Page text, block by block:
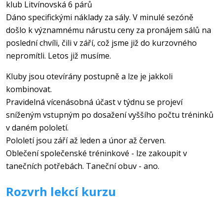
klub Litvínovská 6 párů
Dáno specifickými náklady za sály. V minulé sezóně
došlo k významnému nárustu ceny za pronájem sálů na
poslední chvíli, čili v září, což jsme již do kurzovného
nepromítli. Letos již musíme.
Kluby jsou otevírány postupně a lze je jakkoli
kombinovat.
Pravidelná vícenásobná účast v týdnu se projeví
sníženým vstupným po dosažení vyššího počtu tréninků
v daném pololetí.
Pololetí jsou září až leden a únor až červen.
Oblečení společenské tréninkové - lze zakoupit v
tanečních potřebách. Taneční obuv - ano.
Rozvrh lekcí kurzu